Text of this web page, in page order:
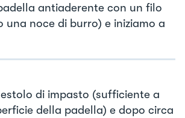
antiaderente con un filo
una noce di burro) e iniziamo a
di impasto (sufficiente a
della padella) e dopo circa